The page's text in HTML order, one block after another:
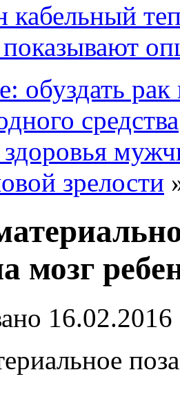
кабельный
обуздать
средства
зрелости
мозг
16.02.2016